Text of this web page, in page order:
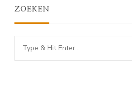
ZOEKEN
Looking
for